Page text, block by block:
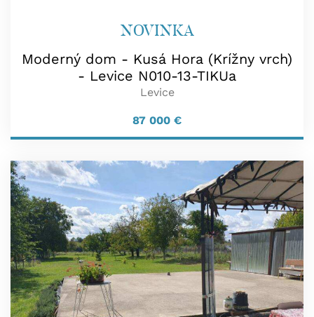
NOVINKA
Moderný dom - Kusá Hora (Krížny vrch)
- Levice N010-13-TIKUa
Levice
87 000 €